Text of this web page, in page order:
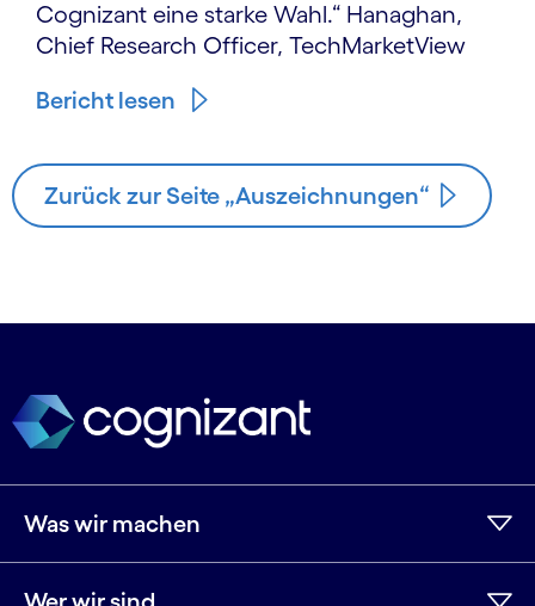
Cognizant eine starke Wahl.“ Hanaghan,
Chief Research Officer, TechMarketView
Bericht lesen
Zurück zur Seite „Auszeichnungen“
Was wir machen